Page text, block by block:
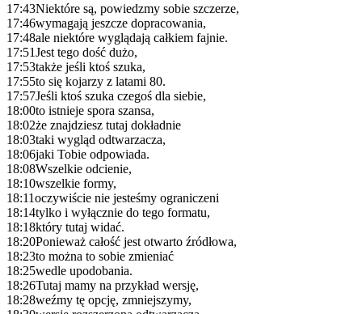
17:43Niektóre są, powiedzmy sobie szczerze,
17:46wymagają jeszcze dopracowania,
17:48ale niektóre wyglądają całkiem fajnie.
17:51Jest tego dość dużo,
17:53także jeśli ktoś szuka,
17:55to się kojarzy z latami 80.
17:57Jeśli ktoś szuka czegoś dla siebie,
18:00to istnieje spora szansa,
18:02że znajdziesz tutaj dokładnie
18:03taki wygląd odtwarzacza,
18:06jaki Tobie odpowiada.
18:08Wszelkie odcienie,
18:10wszelkie formy,
18:11oczywiście nie jesteśmy ograniczeni
18:14tylko i wyłącznie do tego formatu,
18:18który tutaj widać.
18:20Ponieważ całość jest otwarto źródłowa,
18:23to można to sobie zmieniać
18:25wedle upodobania.
18:26Tutaj mamy na przykład wersję,
18:28weźmy tę opcję, zmniejszymy,